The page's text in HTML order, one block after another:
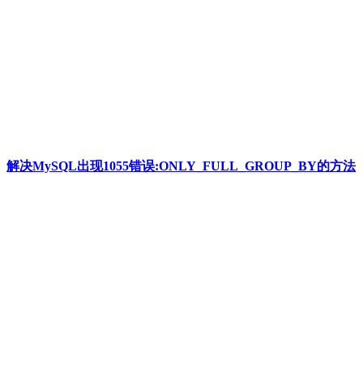
解决MySQL出现1055错误:ONLY_FULL_GROUP_BY的方法